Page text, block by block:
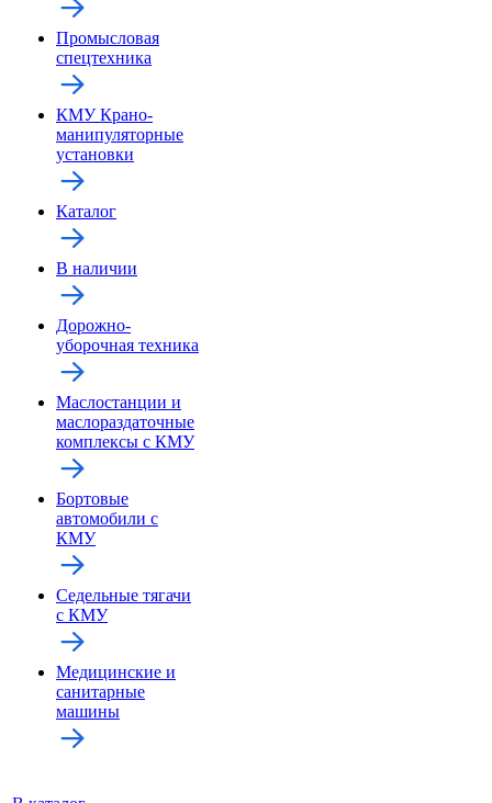
Промысловая
спецтехника
КМУ Крано-
манипуляторные
установки
Каталог
В наличии
Дорожно-
уборочная техника
Маслостанции и
маслораздаточные
комплексы с КМУ
Бортовые
автомобили с
КМУ
Седельные тягачи
с КМУ
Медицинские и
санитарные
машины